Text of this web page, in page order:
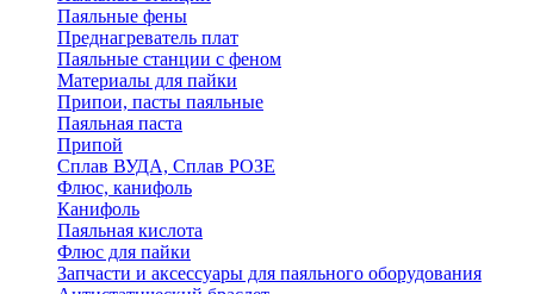
Паяльные фены
Преднагреватель плат
Паяльные станции с феном
Материалы для пайки
Припои, пасты паяльные
Паяльная паста
Припой
Сплав ВУДА, Сплав РОЗЕ
Флюс, канифоль
Канифоль
Паяльная кислота
Флюс для пайки
Запчасти и аксессуары для паяльного оборудования